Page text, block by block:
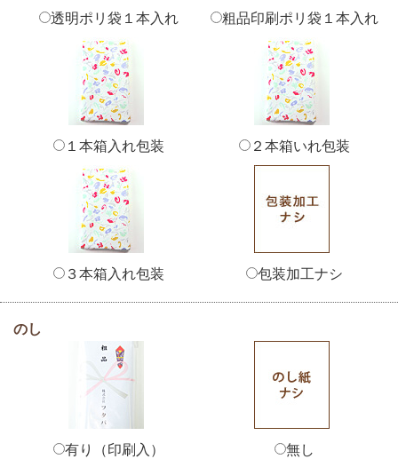
透明ポリ袋１本入れ 粗品印刷ポリ袋１本入れ
１本箱入れ包装 ２本箱いれ包装
３本箱入れ包装 包装加工ナシ
のし
有り（印刷入） 無し